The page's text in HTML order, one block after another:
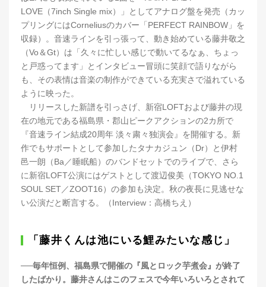
LOVE（7inch Single mix）」としてアナログ盤を発売（カッ
プリングにはCorneliusのカバー「PERFECT RAINBOW」を
収録）。音速ラインを引っ張って、動き始めている藤井敬之
（Vo＆Gt）は「久々に忙しい感じで動いてるなぁ、ちょっ
と戸惑ってます」とインタビュー冒頭に笑顔で語りながら
も、その表情は音楽の制作ができている充実さで溢れている
ように映った。
リリースした新譜を引っさげ、新宿LOFTおよび藤井の現
在の地元である福島県・郡山ピークアクションの2カ所で
『音速ライン結成20周年 淡々粛々独演会』を開催する。新
作でもサポートとして参加したタナカジュン（Dr）と伊村
邑一朗（Ba／睡眠船）のバンドセットでのライブで、さら
に新宿LOFT公演にはゲストとして渡辺俊美（TOKYO NO.1
SOUL SET／ZOOT16）の参加も決定。秋の夜長に見逃せな
い公演だと断言する。（Interview：高橋ちえ）
「藤井くんは池にいる鯉みたいな感じ」
──毎年恒例、福島県で開催の『風とロック芋煮会』が終了
したばかり。藤井さんはこのフェスで今年いろいろとされて